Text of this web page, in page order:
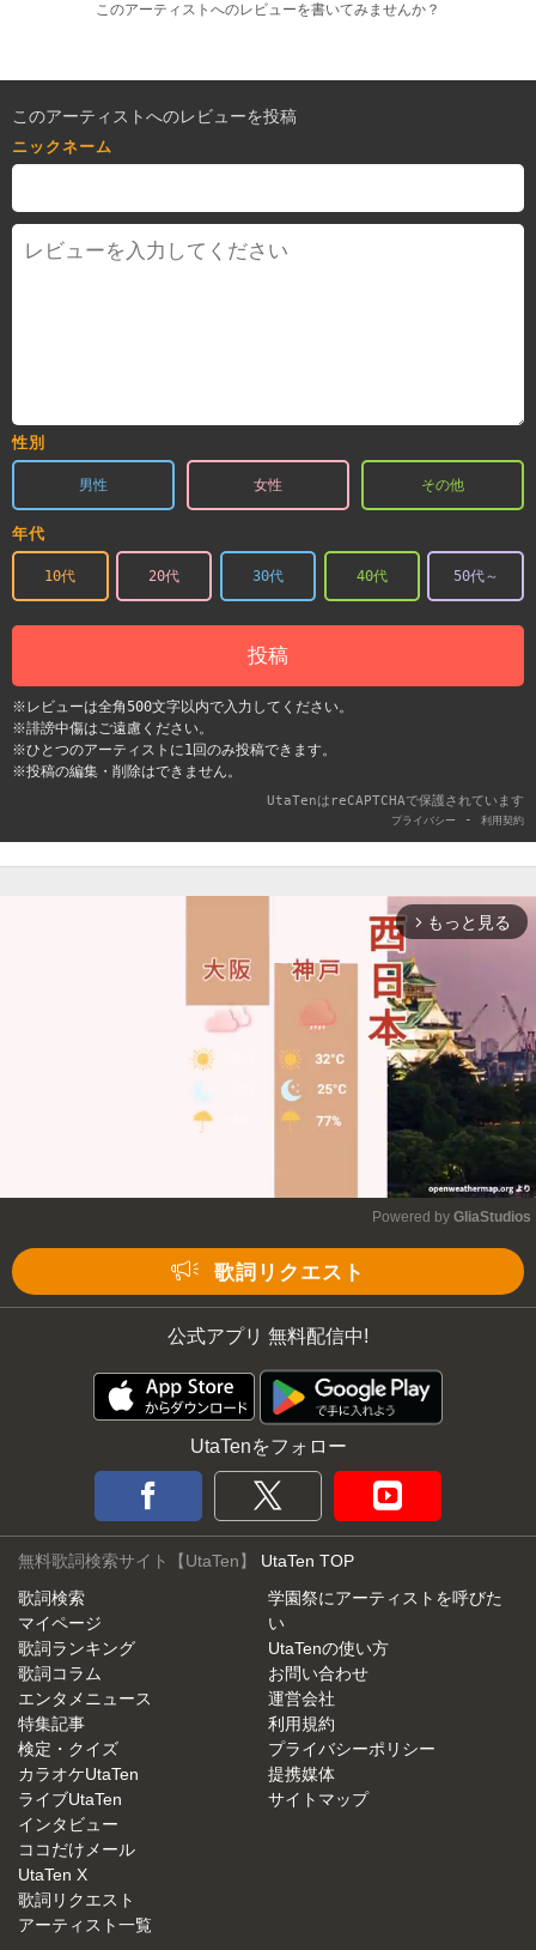
このアーティストへのレビューを書いてみませんか？
このアーティストへのレビューを投稿
ニックネーム
性別
男性 女性 その他
年代
10代 20代 30代 40代 50代～
投稿
※レビューは全角500文字以内で入力してください。
※誹謗中傷はご遠慮ください。
※ひとつのアーティストに1回のみ投稿できます。
※投稿の編集・削除はできません。
UtaTenはreCAPTCHAで保護されています
プライバシー - 利用契約
arrow_forward_ios もっと見る
Powered by GliaStudios
歌詞リクエスト
公式アプリ 無料配信中!
UtaTenをフォロー
無料歌詞検索サイト【UtaTen】 UtaTen TOP
歌詞検索
マイページ
歌詞ランキング
歌詞コラム
エンタメニュース
特集記事
検定・クイズ
カラオケUtaTen
ライブUtaTen
インタビュー
ココだけメール
UtaTen X
歌詞リクエスト
アーティスト一覧
学園祭にアーティストを呼びた
い
UtaTenの使い方
お問い合わせ
運営会社
利用規約
プライバシーポリシー
提携媒体
サイトマップ